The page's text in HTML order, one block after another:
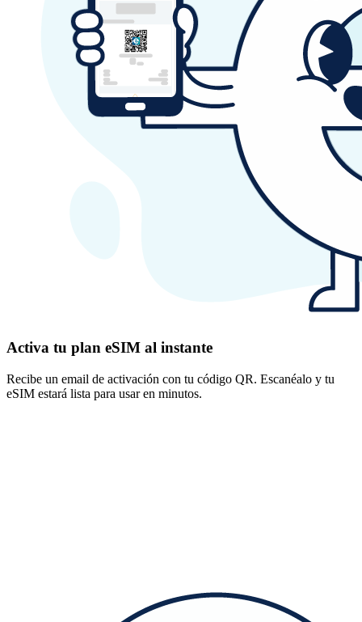
Activa tu plan eSIM al instante
Recibe un email de activación con tu código QR. Escanéalo y tu
eSIM estará lista para usar en minutos.